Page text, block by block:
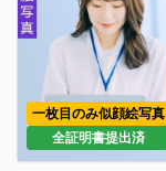
一枚目のみ似顔絵写真
全証明書提出済